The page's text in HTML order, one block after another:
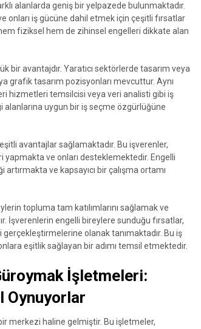
alanlarda geniş bir yelpazede bulunmaktadır.
onları iş gücüne dahil etmek için çeşitli fırsatlar
fiziksel hem de zihinsel engelleri dikkate alan
bir avantajdır. Yaratıcı sektörlerde tasarım veya
grafik tasarım pozisyonları mevcuttur. Aynı
hizmetleri temsilcisi veya veri analisti gibi iş
alanlarına uygun bir iş seçme özgürlüğüne
avantajlar sağlamaktadır. Bu işverenler,
ve onları desteklemektedir. Engelli
ve kapsayıcı bir çalışma ortamı
topluma tam katılımlarını sağlamak ve
İşverenlerin engelli bireylere sunduğu fırsatlar,
olanak tanımaktadır. Bu iş
eşitlik sağlayan bir adımı temsil etmektedir.
İşletmeleri:
Oynuyorlar
merkezi haline gelmiştir. Bu işletmeler,